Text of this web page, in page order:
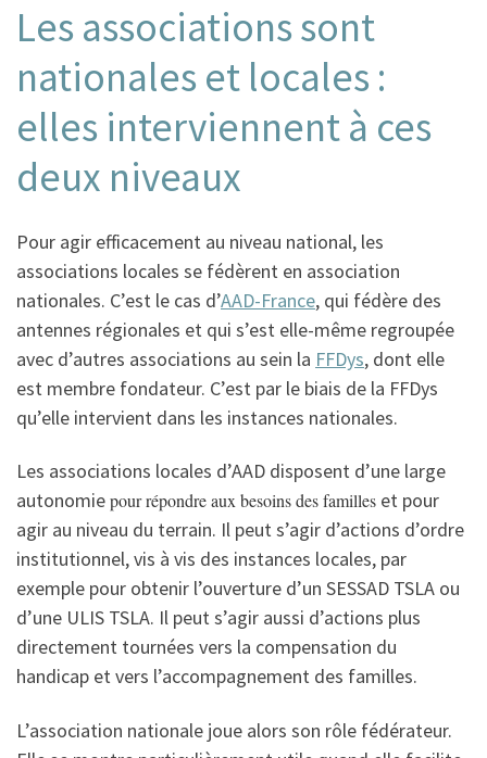
Les associations sont
nationales et locales :
elles interviennent à ces
deux niveaux
Pour agir efficacement au niveau national, les
associations locales se fédèrent en association
nationales. C’est le cas d’AAD-France, qui fédère des
antennes régionales et qui s’est elle-même regroupée
avec d’autres associations au sein la FFDys, dont elle
est membre fondateur. C’est par le biais de la FFDys
qu’elle intervient dans les instances nationales.
Les associations locales d’AAD disposent d’une large
autonomiepour répondre aux besoins des familles et pour
agir au niveau du terrain. Il peut s’agir d’actions d’ordre
institutionnel, vis à vis des instances locales, par
exemple pour obtenir l’ouverture d’un SESSAD TSLA ou
d’une ULIS TSLA. Il peut s’agir aussi d’actions plus
directement tournées vers la compensation du
handicap et vers l’accompagnement des familles.
L’association nationale joue alors son rôle fédérateur.